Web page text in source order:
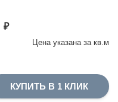
₽
Цена указана за кв.м
КУПИТЬ В 1 КЛИК